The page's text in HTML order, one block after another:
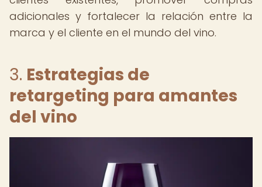
adicionales y fortalecer la relación entre la
marca y el cliente en el mundo del vino.
3. Estrategias de
retargeting para amantes
del vino